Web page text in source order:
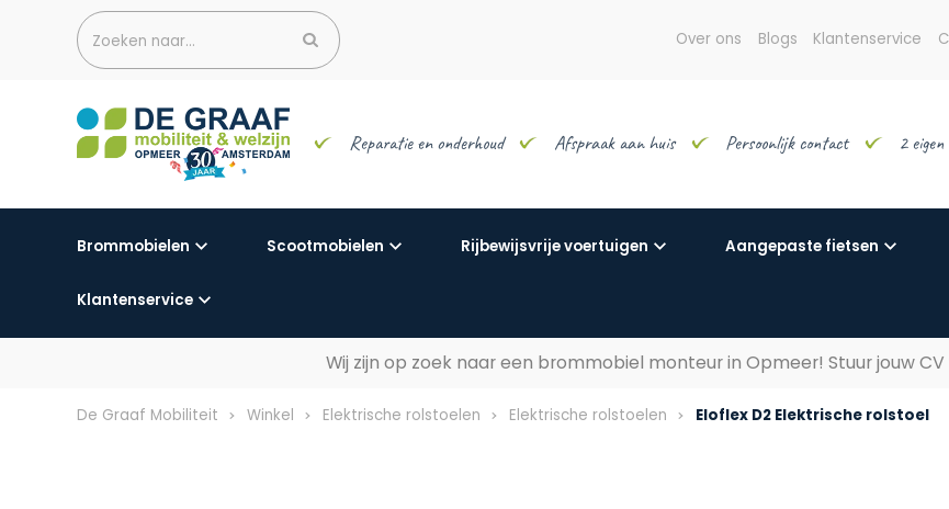
Zoeken naar... Over ons Blogs Klantenservice
Reparatie en onderhoud Afspraak aan huis Persoonlijk contact 2
Brommobielen Scootmobielen Rijbewijsvrije voertuigen Aangepaste fietsen
Klantenservice
Wij zijn op zoek naar een brommobiel monteur in Opmeer! Stuur jouw CV
De Graaf Mobiliteit Winkel Elektrische rolstoelen Elektrische rolstoelen Eloflex D2 Elektrische rolstoel